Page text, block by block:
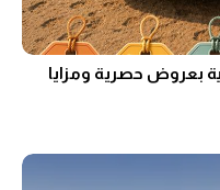
بعروض حصرية ومزايا